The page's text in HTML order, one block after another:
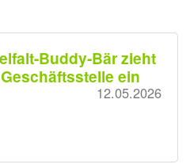
Buddy-Bär zieht
ein
12.05.2026